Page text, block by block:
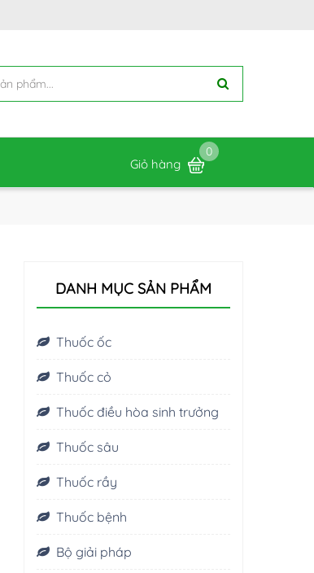
Giỏ hàng
0
DANH MỤC SẢN PHẨM
Thuốc ốc
Thuốc cỏ
Thuốc điều hòa sinh trưởng
Thuốc sâu
Thuốc rầy
Thuốc bệnh
Bộ giải pháp